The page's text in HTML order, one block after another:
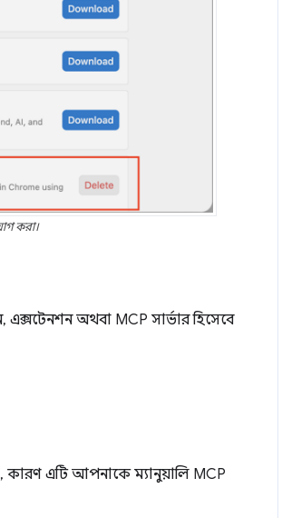
করা।
অথবা MCP সার্ভার হিসেবে
এটি আপনাকে ম্যানুয়ালি MCP